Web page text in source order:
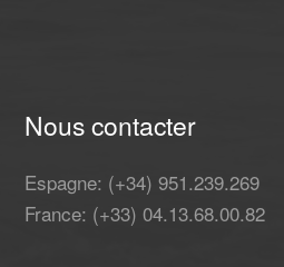
Nous contacter
Espagne: (+34) 951.239.269
France: (+33) 04.13.68.00.82